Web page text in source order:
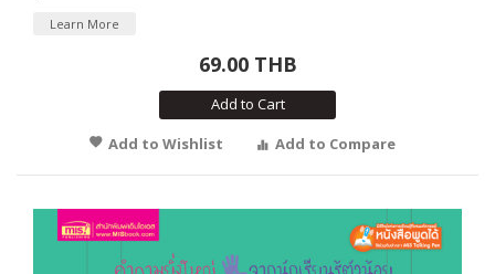
Learn More
69.00 THB
Add to Cart
Add to Wishlist
Add to Compare